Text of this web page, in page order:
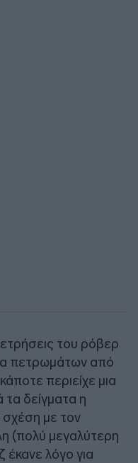
του ρόβερ
πετρωμάτων από
περιείχε μια
τα δείγματα η
με τον
(πολύ μεγαλύτερη
λόγο για